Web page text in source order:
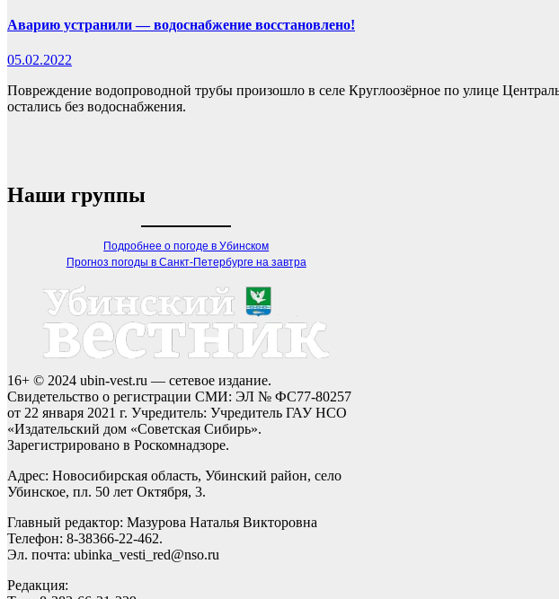
Аварию устранили — водоснабжение восстановлено!
05.02.2022
Повреждение водопроводной трубы произошло в селе Круглоозёрное по улице
остались без водоснабжения.
Наши группы
Подробнее о погоде в Убинском
Прогноз погоды в Санкт-Петербурге на завтра
16+ © 2024 ubin-vest.ru — сетевое издание.
Свидетельство о регистрации СМИ: ЭЛ № ФС77-80257
от 22 января 2021 г. Учредитель: Учредитель ГАУ НСО
«Издательский дом «Советская Сибирь».
Зарегистрировано в Роскомнадзоре.
Адрес: Новосибирская область, Убинский район, село
Убинское, пл. 50 лет Октября, 3.
Главный редактор: Мазурова Наталья Викторовна
Телефон: 8-38366-22-462.
Эл. почта: ubinka_vesti_red@nso.ru
Редакция: